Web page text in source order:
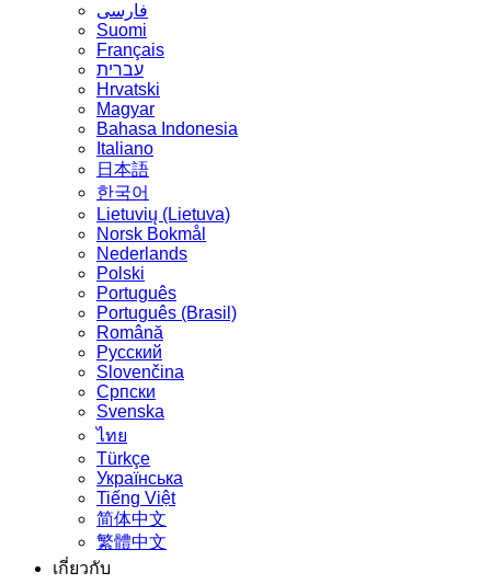
فارسی
Suomi
Français
עברית
Hrvatski
Magyar
Bahasa Indonesia
Italiano
日本語
한국어
Lietuvių (Lietuva)
‪Norsk Bokmål‬
Nederlands
Polski
Português
Português (Brasil)
Română
Русский
Slovenčina
Српски
Svenska
ไทย
Türkçe
Українська
Tiếng Việt
简体中文
繁體中文
เกี่ยวกับ